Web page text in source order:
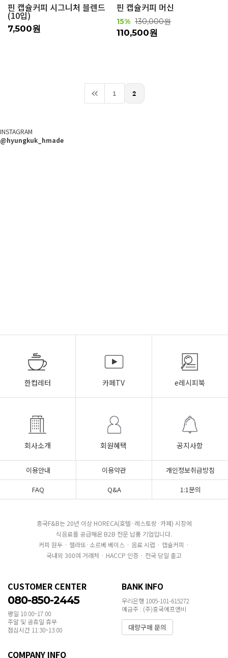
핀 캡슐커피 시그니처 블렌드
(10입)
7,500원
핀 캡슐커피 머신
15% 130,000원
110,500원
<< 1 2
INSTAGRAM
@hyungkuk_hmade
한컵레터 카페TV e레시피북
회사소개 회원혜택 공지사항
이용안내 이용약관
개인정보취급방침
FAQ
Q&A 1:1문의
흥국F&B는 20년 이상 HORECA(호텔·레스토랑·카페) 시장에
식음료를 공급해온 B2B 전문 납품 기업입니다.
커피 원두 · 젤라또·소르베 베이스 · 음료 시럽 · 캡슐커피 ·
국내외 300여 거래처 · HACCP 인증 · 전국 당일 출고
CUSTOMER CENTER
080-850-2445
평일 10:00~17:00
주말 및 공휴일 휴무
점심시간 11:30~13:00
BANK INFO
우리은행 1005-101-615272
예금주 : (주)흥국에프엔비
대량구매 문의
COMPANY INFO